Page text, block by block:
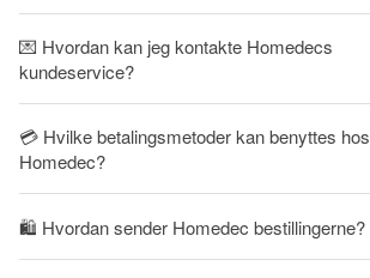
💌 Hvordan kan jeg kontakte Homedecs
kundeservice?
💳 Hvilke betalingsmetoder kan benyttes hos
Homedec?
🛍 Hvordan sender Homedec bestillingerne?